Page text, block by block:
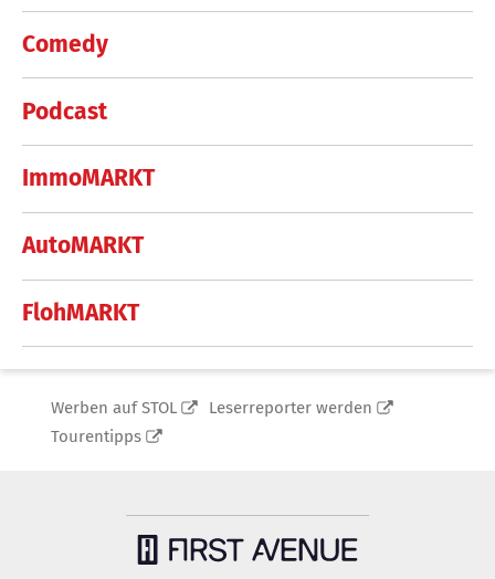
Comedy
Podcast
ImmoMARKT
AutoMARKT
FlohMARKT
Werben auf STOL
Leserreporter werden
Tourentipps